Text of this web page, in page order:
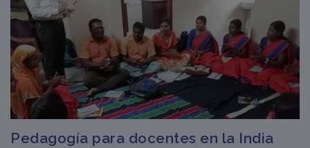
Pedagogía para docentes en la India